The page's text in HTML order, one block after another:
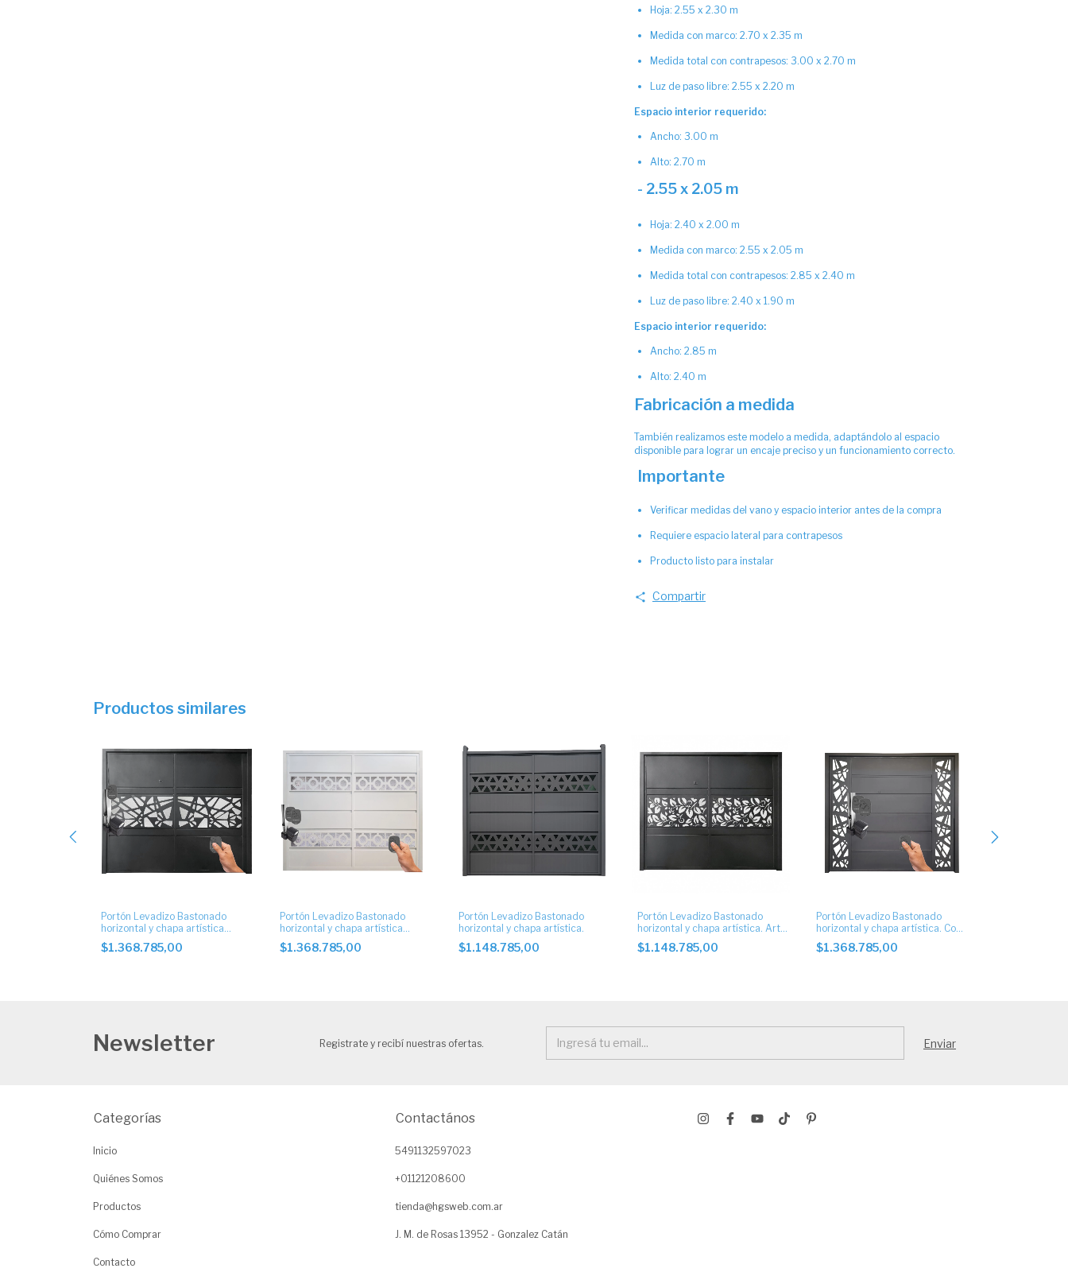
Hoja: 2.55 x 2.30 m
Medida con marco: 2.70 x 2.35 m
Medida total con contrapesos: 3.00 x 2.70 m
Luz de paso libre: 2.55 x 2.20 m
Espacio interior requerido:
Ancho: 3.00 m
Alto: 2.70 m
- 2.55 x 2.05 m
Hoja: 2.40 x 2.00 m
Medida con marco: 2.55 x 2.05 m
Medida total con contrapesos: 2.85 x 2.40 m
Luz de paso libre: 2.40 x 1.90 m
Espacio interior requerido:
Ancho: 2.85 m
Alto: 2.40 m
Fabricación a medida
También realizamos este modelo a medida, adaptándolo al espacio
disponible para lograr un encaje preciso y un funcionamiento correcto.
Importante
Verificar medidas del vano y espacio interior antes de la compra
Requiere espacio lateral para contrapesos
Producto listo para instalar
Compartir
Productos similares
Portón Levadizo Bastonado
horizontal y chapa artística
automático. Art. 1051
$1.368.785,00
Portón Levadizo Bastonado
horizontal y chapa artística
automáticos
$1.368.785,00
Portón Levadizo Bastonado
horizontal y chapa artística.
$1.148.785,00
Portón Levadizo Bastonado
horizontal y chapa artística. Art.
1051
$1.148.785,00
Portón Levadizo Bastonado
horizontal y chapa artística. Con
motor
$1.368.785,00
Newsletter Registrate y recibí nuestras ofertas.
Categorías
Inicio
Quiénes Somos
Productos
Cómo Comprar
Contacto
Contactános
5491132597023
+01121208600
tienda@hgsweb.com.ar
J. M. de Rosas 13952 - Gonzalez Catán